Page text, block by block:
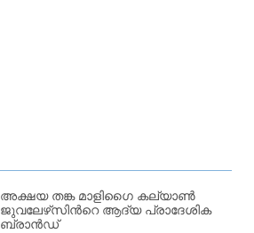
അക്ഷയ തങ്ക മാളിഗൈ കല്യാണ്‍
ജുവലേഴ്‌സിന്‍റെ ആദ്യ പ്രാദേശിക
ബ്രാന്‍ഡ്